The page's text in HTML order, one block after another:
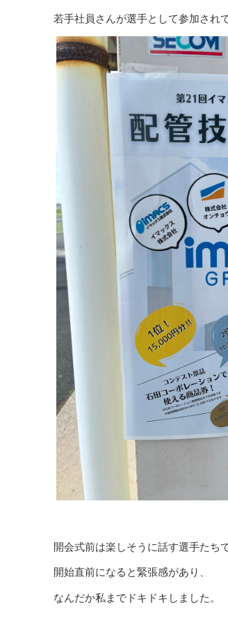
若手社員さんが選手として参加され
開会式前は楽しそうに話す選手たち
開始直前になると緊張感があり、
なんだか私までドキドキしました。